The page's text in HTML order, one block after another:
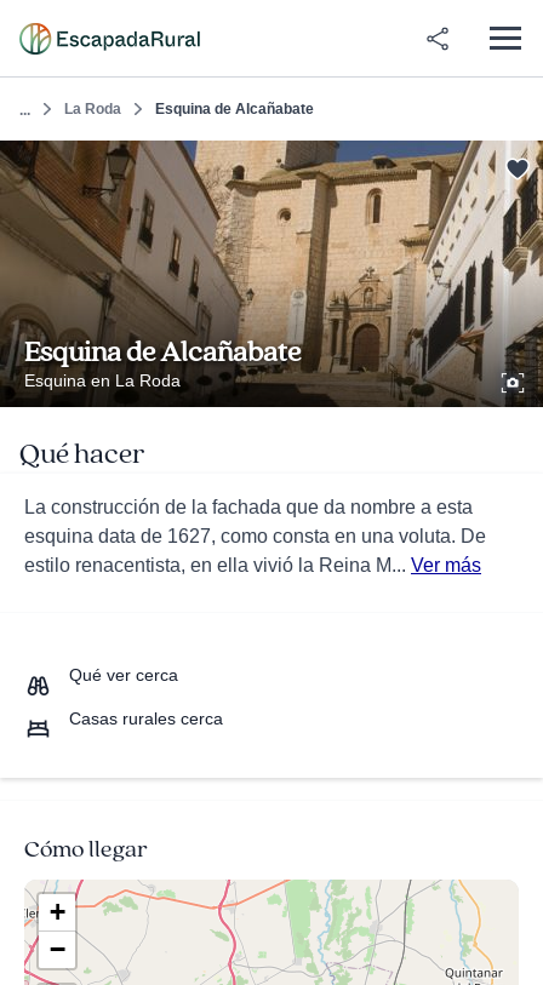
... La Roda Esquina de Alcañabate
Esquina de Alcañabate
Esquina en La Roda
Qué hacer
La construcción de la fachada que da nombre a esta
esquina data de 1627, como consta en una voluta. De
estilo renacentista, en ella vivió la Reina M... Ver más
Qué ver cerca
Casas rurales cerca
Cómo llegar
+
−